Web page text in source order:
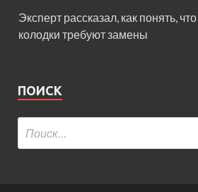
Эксперт рассказал, как понять,
колодки требуют замены
ПОИСК